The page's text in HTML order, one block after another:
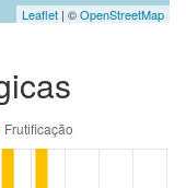
Leaflet | ©OpenStreetMap